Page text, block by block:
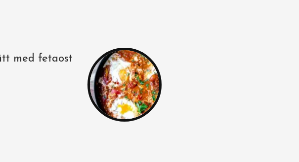
med fetaost